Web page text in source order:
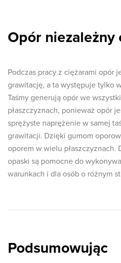
Opór
Podczas pracy z ciężarami opór
grawitację, a ta występuje tylko
Taśmy generują opór we
płaszczyznach, ponieważ opór
sprężyste naprężenie w samej
grawitacji. Dzięki gumom
oporem w wielu płaszczyznach.
opaski są pomocne do
warunkach i dla osób o różnym
Podsumowując